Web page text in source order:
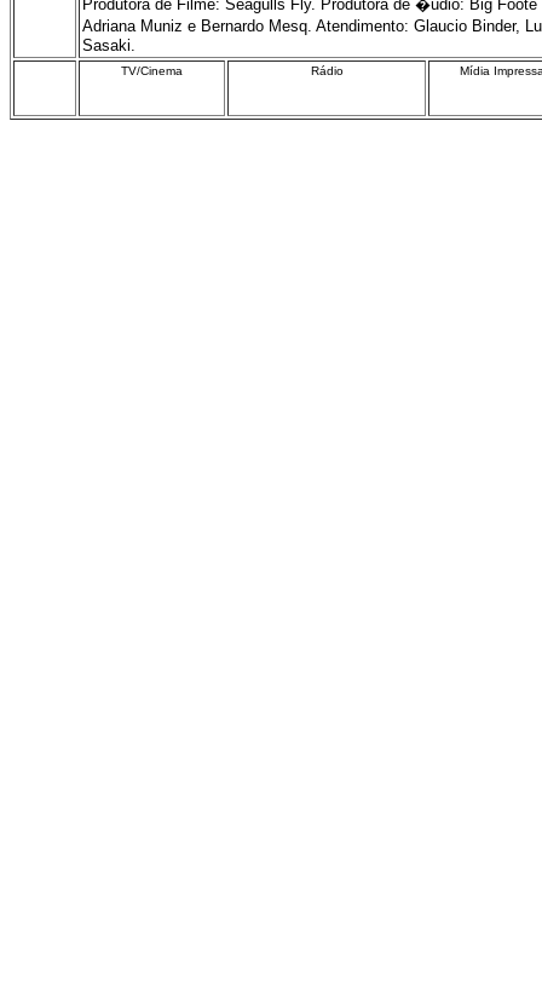
Produtora de Filme: Seagulls Fly. Produtora de �udio: Big
Adriana Muniz e Bernardo Mesq. Atendimento: Glaucio
Sasaki.
TV/Cinema Rádio Mídia